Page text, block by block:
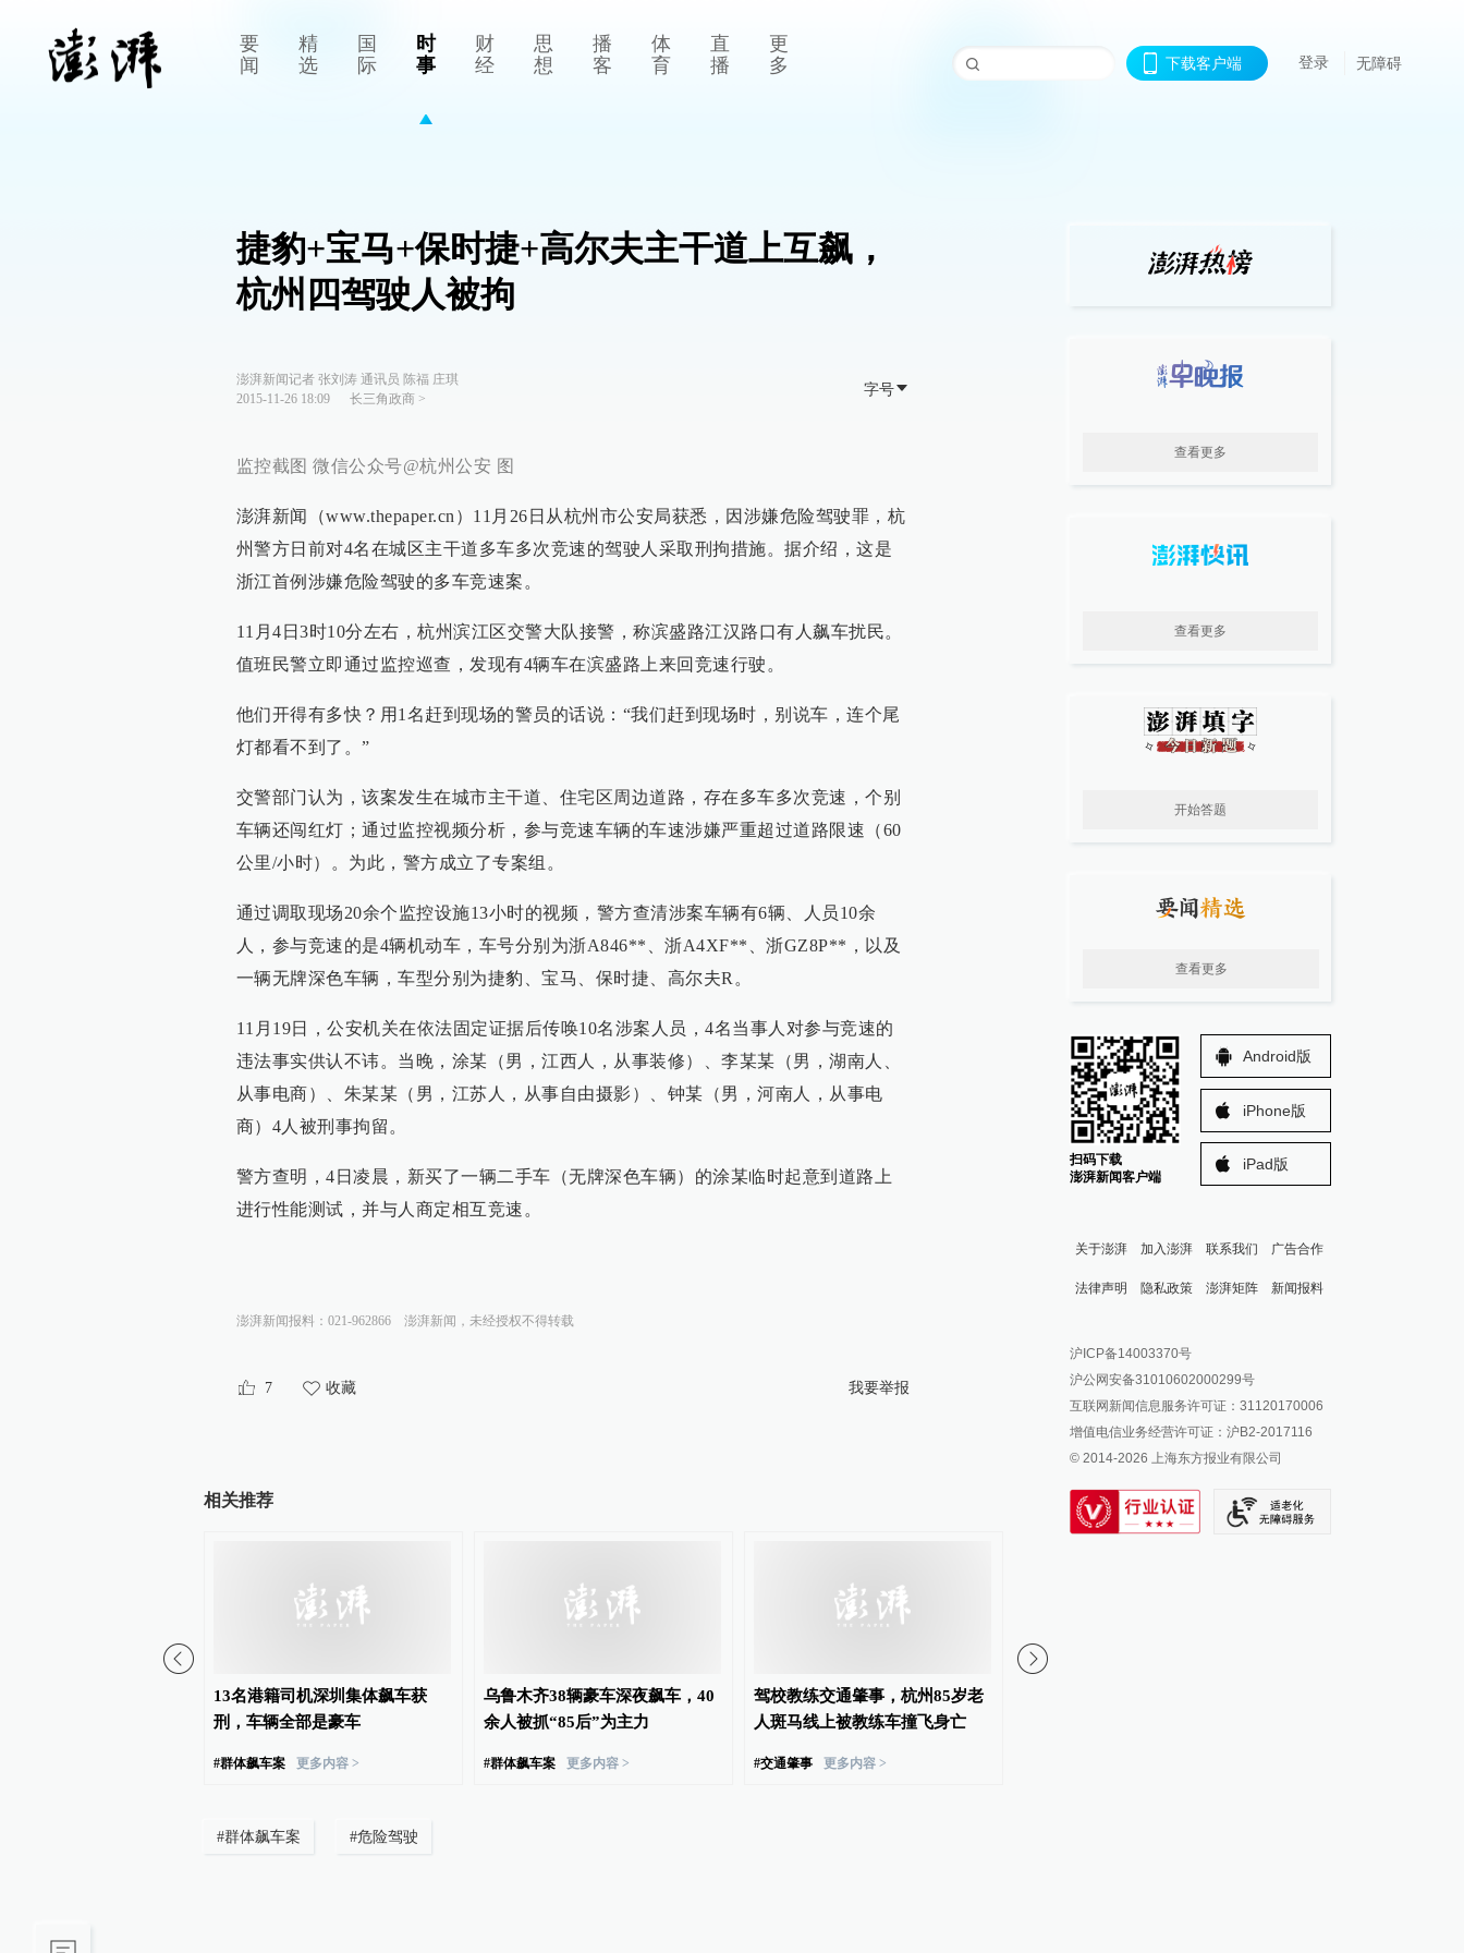
要
闻
精
选
国
际
时
事
财
经
思
想
播
客
体
育
直
播
更
多
下载客户端 登录 无障碍
捷豹+宝马+保时捷+高尔夫主干道上互飙，
杭州四驾驶人被拘
澎湃新闻记者 张刘涛 通讯员 陈福 庄琪
2015-11-26 18:09
长三角政商>
字号
监控截图 微信公众号@杭州公安 图
澎湃新闻（www.thepaper.cn）11月26日从杭州市公安局获悉，因涉嫌危险驾驶罪，杭
州警方日前对4名在城区主干道多车多次竞速的驾驶人采取刑拘措施。据介绍，这是
浙江首例涉嫌危险驾驶的多车竞速案。
11月4日3时10分左右，杭州滨江区交警大队接警，称滨盛路江汉路口有人飙车扰民。
值班民警立即通过监控巡查，发现有4辆车在滨盛路上来回竞速行驶。
他们开得有多快？用1名赶到现场的警员的话说：“我们赶到现场时，别说车，连个尾
灯都看不到了。”
交警部门认为，该案发生在城市主干道、住宅区周边道路，存在多车多次竞速，个别
车辆还闯红灯；通过监控视频分析，参与竞速车辆的车速涉嫌严重超过道路限速（60
公里/小时）。为此，警方成立了专案组。
通过调取现场20余个监控设施13小时的视频，警方查清涉案车辆有6辆、人员10余
人，参与竞速的是4辆机动车，车号分别为浙A846**、浙A4XF**、浙GZ8P**，以及
一辆无牌深色车辆，车型分别为捷豹、宝马、保时捷、高尔夫R。
11月19日，公安机关在依法固定证据后传唤10名涉案人员，4名当事人对参与竞速的
违法事实供认不讳。当晚，涂某（男，江西人，从事装修）、李某某（男，湖南人、
从事电商）、朱某某（男，江苏人，从事自由摄影）、钟某（男，河南人，从事电
商）4人被刑事拘留。
警方查明，4日凌晨，新买了一辆二手车（无牌深色车辆）的涂某临时起意到道路上
进行性能测试，并与人商定相互竞速。
澎湃新闻报料：021-962866 澎湃新闻，未经授权不得转载
7 收藏 我要举报
相关推荐
13名港籍司机深圳集体飙车获
刑，车辆全部是豪车
#群体飙车案 更多内容 >
乌鲁木齐38辆豪车深夜飙车，40
余人被抓“85后”为主力
#群体飙车案 更多内容 >
驾校教练交通肇事，杭州85岁老
人斑马线上被教练车撞飞身亡
#交通肇事 更多内容 >
#群体飙车案 #危险驾驶
查看更多
查看更多
开始答题
查看更多
扫码下载
澎湃新闻客户端
Android版
iPhone版
iPad版
关于澎湃 加入澎湃 联系我们 广告合作
法律声明 隐私政策 澎湃矩阵
澎湃新闻公众号
澎湃新闻抖音号
派生万物开放平台
IP SHANGHAI
SIXTH TONE
新闻报料
报料邮箱: news@thepaper.cn
沪ICP备14003370号
沪公网安备31010602000299号
互联网新闻信息服务许可证：31120170006
增值电信业务经营许可证：沪B2-2017116
© 2014-2026 上海东方报业有限公司